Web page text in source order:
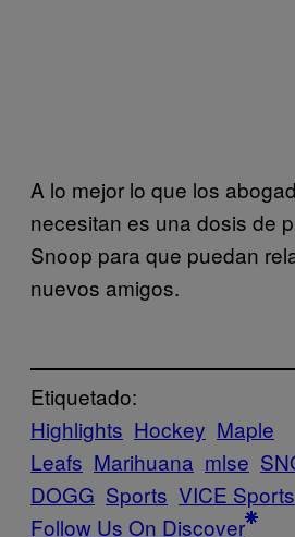
A lo mejor lo que los
necesitan es una dosis de
Snoop para que puedan
nuevos amigos.
Etiquetado:
Highlights Hockey Maple
Leafs Marihuana mlse
DOGG Sports VICE Sports
Follow Us On Discover